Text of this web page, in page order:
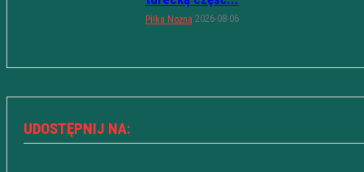
Piłka Nożna 2026-08-06
UDOSTĘPNIJ NA: